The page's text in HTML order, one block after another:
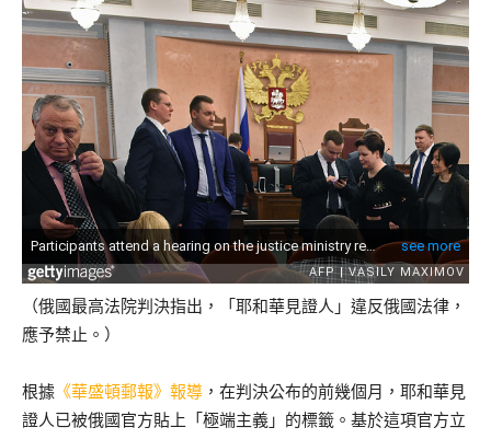
（俄國最高法院判決指出，「耶和華見證人」違反俄國法律，
應予禁止。）
根據 《華盛頓郵報》報導 ，在判決公布的前幾個月，耶和華見
證人已被俄國官方貼上「極端主義」的標籤。基於這項官方立